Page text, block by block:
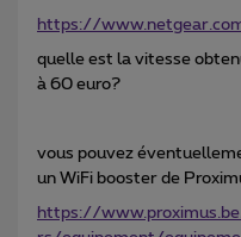
https://
quelle est la vitesse
à 60 euro?
vous pouvez
un WiFi booster de
https://